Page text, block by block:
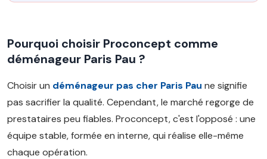
Pourquoi choisir Proconcept comme
déménageur Paris Pau ?
Choisir un déménageur pas cher Paris Pau ne signifie
pas sacrifier la qualité. Cependant, le marché regorge de
prestataires peu fiables. Proconcept, c'est l'opposé : une
équipe stable, formée en interne, qui réalise elle-même
chaque opération.